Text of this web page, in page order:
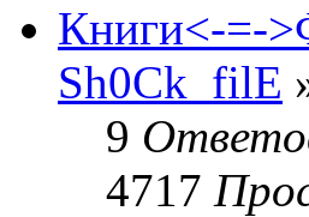
Книги<-=-
Sh0Ck_filE
9
4717